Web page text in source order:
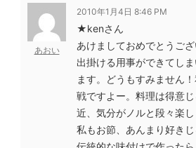
あおい
2010年1月4日 8:46 PM
★kenさん
あけましておめでとうご
出掛ける用事ができてし
ます。どうもすみません
戦ですよー。料理は得意
近、気分がノルと段々楽し
私もお節、あんまり好きじ